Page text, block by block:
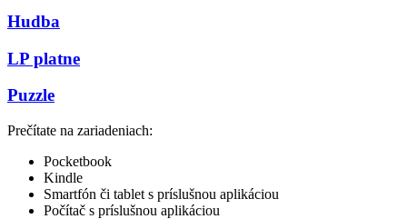
Hudba
LP platne
Puzzle
Prečítate na zariadeniach:
Pocketbook
Kindle
Smartfón či tablet s príslušnou aplikáciou
Počítač s príslušnou aplikáciou